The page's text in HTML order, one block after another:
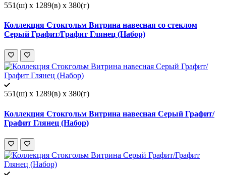
551(ш) x 1289(в) x 380(г)
Коллекция Стокгольм Витрина навесная со стеклом
Серый Графит/Графит Глянец (Набор)
551(ш) x 1289(в) x 380(г)
Коллекция Стокгольм Витрина навесная Серый Графит/
Графит Глянец (Набор)